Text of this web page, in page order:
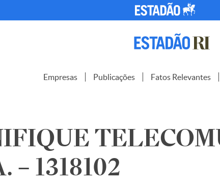
Empresas Publicações Fatos Relevantes
– 1318102